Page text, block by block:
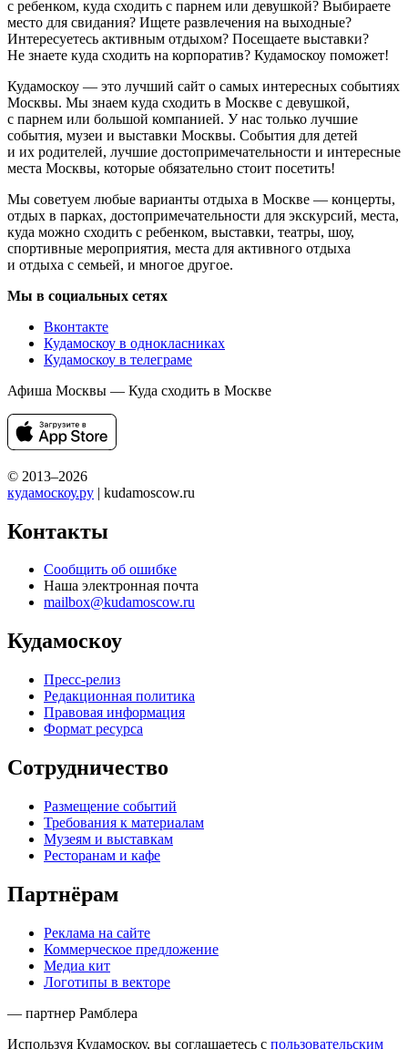
с ребенком, куда сходить с парнем или девушкой? Выбираете
место для свидания? Ищете развлечения на выходные?
Интересуетесь активным отдыхом? Посещаете выставки?
Не знаете куда сходить на корпоратив? Кудамоскоу поможет!
Кудамоскоу — это лучший сайт о самых интересных событиях
Москвы. Мы знаем куда сходить в Москве с девушкой,
с парнем или большой компанией. У нас только лучшие
события, музеи и выставки Москвы. События для детей
и их родителей, лучшие достопримечательности и интересные
места Москвы, которые обязательно стоит посетить!
Мы советуем любые варианты отдыха в Москве — концерты,
отдых в парках, достопримечательности для экскурсий, места,
куда можно сходить с ребенком, выставки, театры, шоу,
спортивные мероприятия, места для активного отдыха
и отдыха с семьей, и многое другое.
Мы в социальных сетях
Вконтакте
Кудамоскоу в однокласниках
Кудамоскоу в телеграме
Афиша Москвы — Куда сходить в Москве
© 2013–2026
кудамоскоу.ру | kudamoscow.ru
Контакты
Сообщить об ошибке
Наша электронная почта
mailbox@kudamoscow.ru
Кудамоскоу
Пресс-релиз
Редакционная политика
Правовая информация
Формат ресурса
Сотрудничество
Размещение событий
Требования к материалам
Музеям и выставкам
Ресторанам и кафе
Партнёрам
Реклама на сайте
Коммерческое предложение
Медиа кит
Логотипы в векторе
— партнер Рамблера
Используя Кудамоскоу, вы соглашаетесь с пользовательским